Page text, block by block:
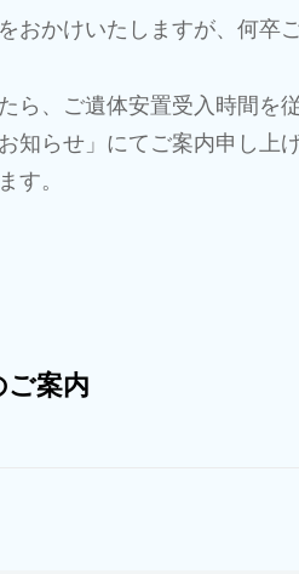
おかけいたしますが、何卒
ら、ご遺体安置受入時間を
知らせ」にてご案内申し上げ
。
案内